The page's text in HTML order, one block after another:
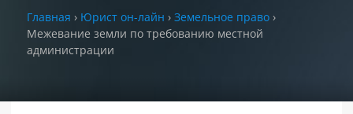
Задать вопрос
(WhatsApp)
Главная › Юрист он-лайн › Земельное право ›
Межевание земли по требованию местной
администрации